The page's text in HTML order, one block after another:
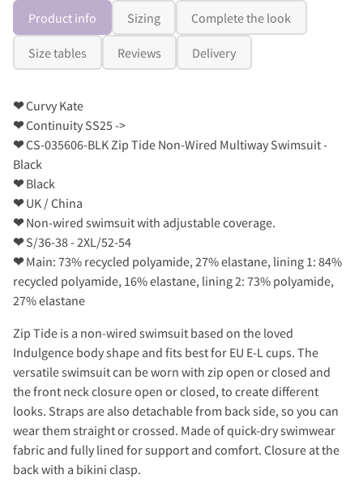
Product info Sizing Complete the look
Size tables Reviews Delivery
❤Curvy Kate
❤Continuity SS25 ->
❤CS-035606-BLK Zip Tide Non-Wired Multiway Swimsuit -
Black
❤Black
❤UK / China
❤Non-wired swimsuit with adjustable coverage.
❤S/36-38 - 2XL/52-54
❤Main: 73% recycled polyamide, 27% elastane, lining 1: 84%
recycled polyamide, 16% elastane, lining 2: 73% polyamide,
27% elastane
Zip Tide is a non-wired swimsuit based on the loved
Indulgence body shape and fits best for EU E-L cups. The
versatile swimsuit can be worn with zip open or closed and
the front neck closure open or closed, to create different
looks. Straps are also detachable from back side, so you can
wear them straight or crossed. Made of quick-dry swimwear
fabric and fully lined for support and comfort. Closure at the
back with a bikini clasp.